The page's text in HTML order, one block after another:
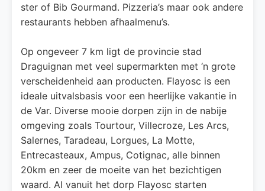
ster of Bib Gourmand. Pizzeria’s maar ook andere
restaurants hebben afhaalmenu’s.
Op ongeveer 7 km ligt de provincie stad
Draguignan met veel supermarkten met ‘n grote
verscheidenheid aan producten. Flayosc is een
ideale uitvalsbasis voor een heerlijke vakantie in
de Var. Diverse mooie dorpen zijn in de nabije
omgeving zoals Tourtour, Villecroze, Les Arcs,
Salernes, Taradeau, Lorgues, La Motte,
Entrecasteaux, Ampus, Cotignac, alle binnen
20km en zeer de moeite van het bezichtigen
waard. Al vanuit het dorp Flayosc starten